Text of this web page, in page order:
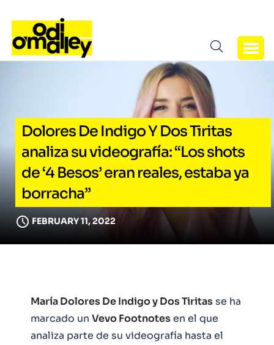
Dolores De Indigo Y Dos Tiritas
analiza su videografía: “Los shots
de ‘4 Besos’ eran reales, estaba ya
borracha”
FEBRUARY 11, 2022
María Dolores De Indigo y Dos Tiritasse ha
marcado un Vevo Footnotesen el que
analiza parte de su videografía hasta el